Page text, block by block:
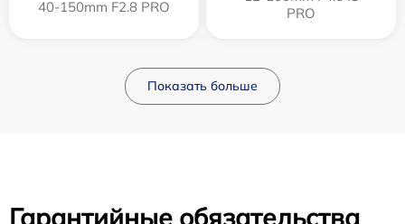
40-150mm F2.8 PRO
PRO
Показать больше
Гарантийные обязательства